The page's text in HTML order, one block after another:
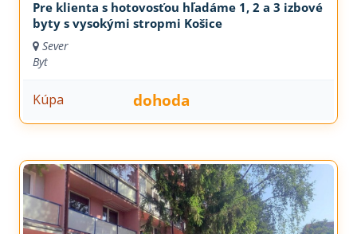
Pre klienta s hotovosťou hľadáme 1, 2 a 3 izbové
byty s vysokými stropmi Košice
Sever
Byt
Kúpa dohoda